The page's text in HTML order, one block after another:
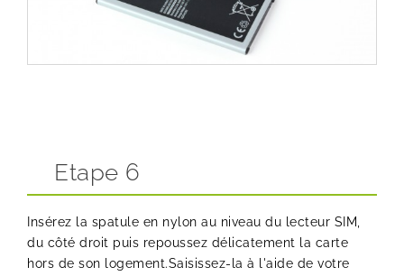
Etape 6
Insérez la spatule en nylon au niveau du lecteur SIM,
du côté droit puis repoussez délicatement la carte
hors de son logement.Saisissez-la à l'aide de votre